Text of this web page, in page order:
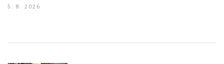
5. 8. 2026